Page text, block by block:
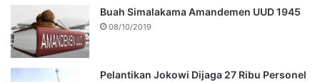
Buah Simalakama Amandemen UUD 1945
08/10/2019
Pelantikan Jokowi Dijaga 27 Ribu Personel